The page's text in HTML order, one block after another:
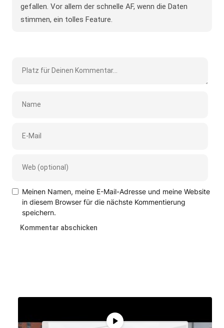
gefallen. Vor allem der schnelle AF, wenn die Daten
stimmen, ein tolles Feature.
Meinen Namen, meine E-Mail-Adresse und meine Website
in diesem Browser für die nächste Kommentierung
speichern.